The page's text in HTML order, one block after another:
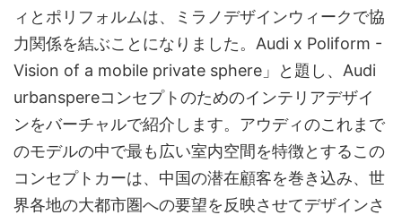
ィとポリフォルムは、ミラノデザインウィークで協
力関係を結ぶことになりました。Audi x Poliform -
Vision of a mobile private sphere」と題し、Audi
urbanspereコンセプトのためのインテリアデザイ
ンをバーチャルで紹介します。アウディのこれまで
のモデルの中で最も広い室内空間を特徴とするこの
コンセプトカーは、中国の潜在顧客を巻き込み、世
界各地の大都市圏への要望を反映させてデザインさ